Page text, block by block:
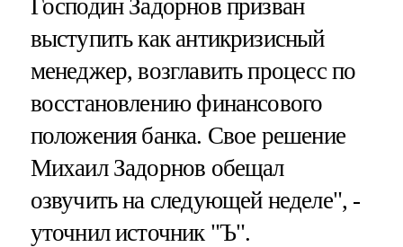
Господин Задорнов призван
выступить как антикризисный
менеджер, возглавить процесс по
восстановлению финансового
положения банка. Свое решение
Михаил Задорнов обещал
озвучить на следующей неделе", -
уточнил источник "Ъ".